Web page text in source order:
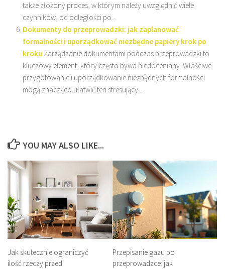
także złożony proces, w którym należy uwzględnić wiele
czynników, od odległości po...
Dokumenty do przeprowadzki: jak zaplanować
formalności i uporządkować niezbędne papiery krok po
kroku Zarządzanie dokumentami podczas przeprowadzki to
kluczowy element, który często bywa niedoceniany. Właściwe
przygotowanie i uporządkowanie niezbędnych formalności
mogą znacząco ułatwić ten stresujący...
YOU MAY ALSO LIKE...
Jak skutecznie ograniczyć
ilość rzeczy przed
Przepisanie gazu po
przeprowadzce: jak